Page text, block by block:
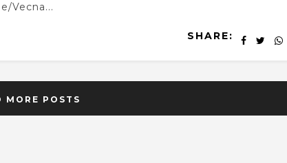
Vecna...
SHARE:
MORE POSTS